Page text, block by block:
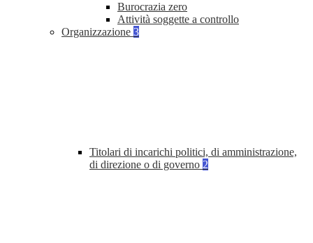
Burocrazia zero
Attività soggette a controllo
Organizzazione 3
Titolari di incarichi politici, di amministrazione,
di direzione o di governo 2